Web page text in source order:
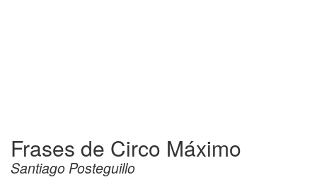
Frases de Circo Máximo
Santiago Posteguillo